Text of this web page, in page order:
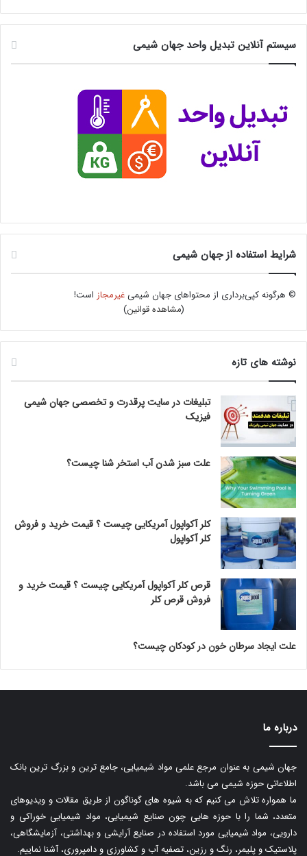
سیستم آنلاین تبدیل واحد جهان شیمی
شرایط استفاده از جهان شیمی
© هرگونه کپی‌برداری از محتواهای جهان شیمیغیرمجاز است!
(مشاهده قوانین)
نوشته های تازه
تبلیغات در سایت پرقدرت و تخصصی جهان شیمی
فیزیک
علت سبز شدن آب استخر شنا چیست؟
کلر آکواپول آمریکایی چیست ؟ قیمت خرید و فروش
کلر آکواپول
قرص کلر آکواپول آمریکایی چیست ؟ قیمت خرید و
فروش قرص کلر
علت ایجاد سرطان خون در کودکان چیست؟
درباره ما
جهان شیمی به عنوان مرجع علمی مواد شیمیایی، جامع ترین و بزرگ ترین بانک
اطلاعاتی حوزه شیمی می باشد.
ما همواره تلاش می کنیم که به شیوه های گوناگون از طریق مقالات و ویدیوهای
متعدد، شما را با حوزه هایی چون صنایع شیمیایی، مواد شیمیایی خوراکی و
دارویی، مواد شیمیایی مورد استفاده در صنایع آرایشی و بهداشتی، آزمایشگاهی،
پلاستیک و پلیمر، رنگ و رزین، تصفیه آب و کشاورزی و دامپروری، آشنا نماییم.